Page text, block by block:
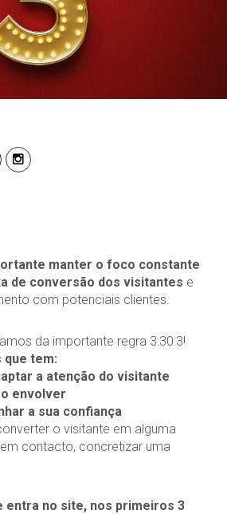
manter o foco constante
de conversão dos visitantes e
com potenciais clientes.
da importante regra 3:30:3!
que tem:
a atenção do visitante
envolver
a sua confiança
o visitante em alguma
contacto, concretizar uma
entra no site, nos primeiros 3